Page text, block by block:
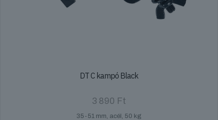
DT C kampó Black
3 890 Ft
35-51 mm, acél, 50 kg